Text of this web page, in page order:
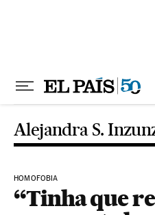
Alejandra S.
HOMOFOBIA
“Tinha que